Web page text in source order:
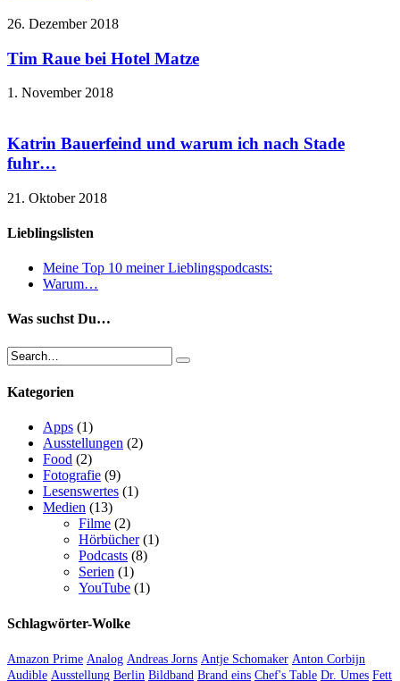
26. Dezember 2018
Tim Raue bei Hotel Matze
1. November 2018
Katrin Bauerfeind und warum ich nach Stade
fuhr…
21. Oktober 2018
Lieblingslisten
Meine Top 10 meiner Lieblingspodcasts:
Warum…
Was suchst Du…
Kategorien
Apps (1)
Ausstellungen (2)
Food (2)
Fotografie (9)
Lesenswertes (1)
Medien (13)
Filme (2)
Hörbücher(1)
Podcasts (8)
Serien (1)
YouTube (1)
Schlagwörter-Wolke
Amazon Prime Analog Andreas Jorns Antje Schomaker Anton Corbijn
Audible Ausstellung Berlin Bildband Brand eins Chef's Table Dr. Umes Fett